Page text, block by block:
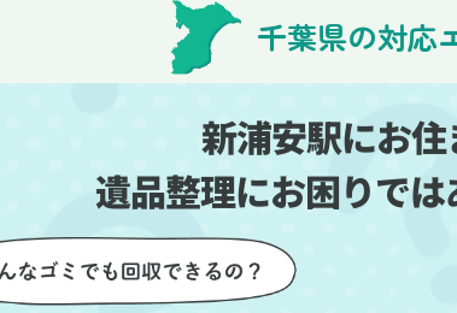
の
で
ださり、作業の流れや注意点を
しっかり説明していただけたの
で、こちらも安心感を持って作
業を見守ることができました。
運び出しの際も、壁や床を傷つ
けないように細心の注意を払っ
ていただき、家全体がスムーズ
に片付いていくのがとても嬉し
かったです。作業が終わった後
業
事
格
費
で
け
千葉県の対応
新浦安駅にお住
遺品整理にお困りでは